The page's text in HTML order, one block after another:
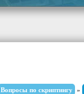
Вопросы по скриптингу »